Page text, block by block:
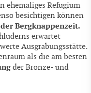
ehemaliges Refugium
besichtigen können
Bergknappenzeit.
erwartet
Ausgrabungsstätte.
als die am besten
der Bronze- und